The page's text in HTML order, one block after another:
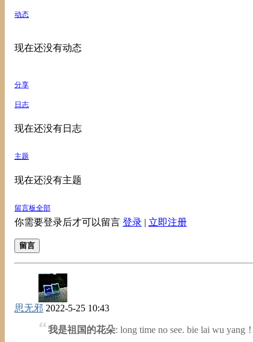
动态
现在还没有动态
分享
日志
现在还没有日志
主题
现在还没有主题
留言板全部
你需要登录后才可以留言 登录 | 立即注册
留言
思无邪 2022-5-25 10:43
我是祖国的花朵: long time no see. bie lai wu yang！